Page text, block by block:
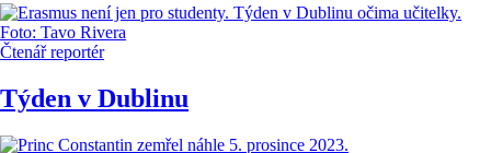
Čtenář reportér
Týden v Dublinu